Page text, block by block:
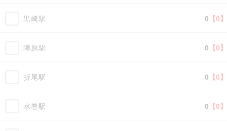
黒崎駅 【0】
0
陣原駅 【0】
0
折尾駅 【0】
0
水巻駅 【0】
0